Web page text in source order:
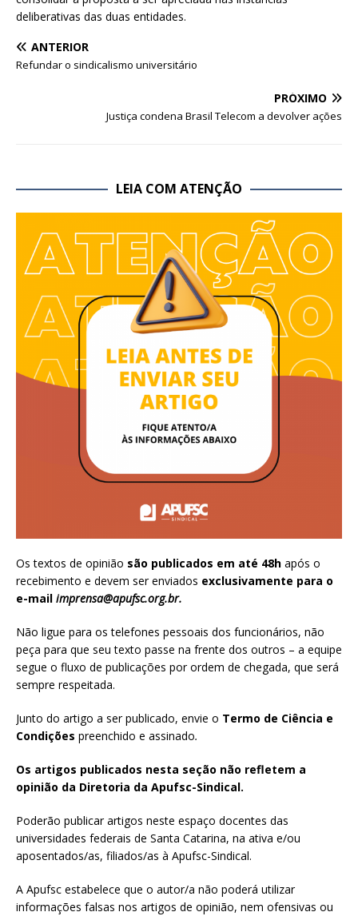
deliberativas das duas entidades.
ANTERIOR
Refundar o sindicalismo universitário
PRÓXIMO
Justiça condena Brasil Telecom a devolver ações
LEIA COM ATENÇÃO
Os textos de opinião são publicados em até 48h após o
recebimento e devem ser enviados exclusivamente para o
e-mail imprensa@apufsc.org.br.
Não ligue para os telefones pessoais dos funcionários, não
peça para que seu texto passe na frente dos outros – a equipe
segue o fluxo de publicações por ordem de chegada, que será
sempre respeitada.
Junto do artigo a ser publicado, envie o Termo de Ciência e
Condições preenchido e assinado.
Os artigos publicados nesta seção não refletem a
opinião da Diretoria da Apufsc-Sindical.
Poderão publicar artigos neste espaço docentes das
universidades federais de Santa Catarina, na ativa e/ou
aposentados/as, filiados/as à Apufsc-Sindical.
A Apufsc estabelece que o autor/a não poderá utilizar
informações falsas nos artigos de opinião, nem ofensivas ou